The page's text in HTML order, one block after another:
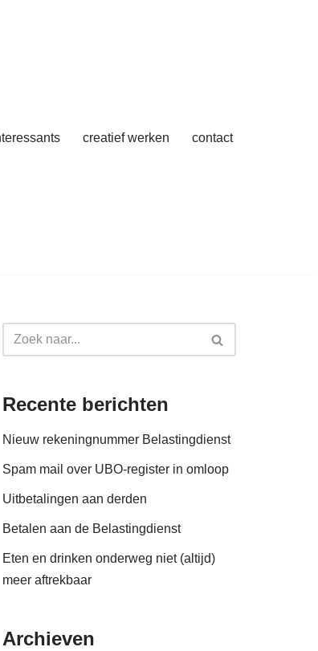
creatief werken contact
Recente berichten
Nieuw rekeningnummer Belastingdienst
Spam mail over UBO-register in omloop
Uitbetalingen aan derden
Betalen aan de Belastingdienst
Eten en drinken onderweg niet (altijd)
meer aftrekbaar
Archieven